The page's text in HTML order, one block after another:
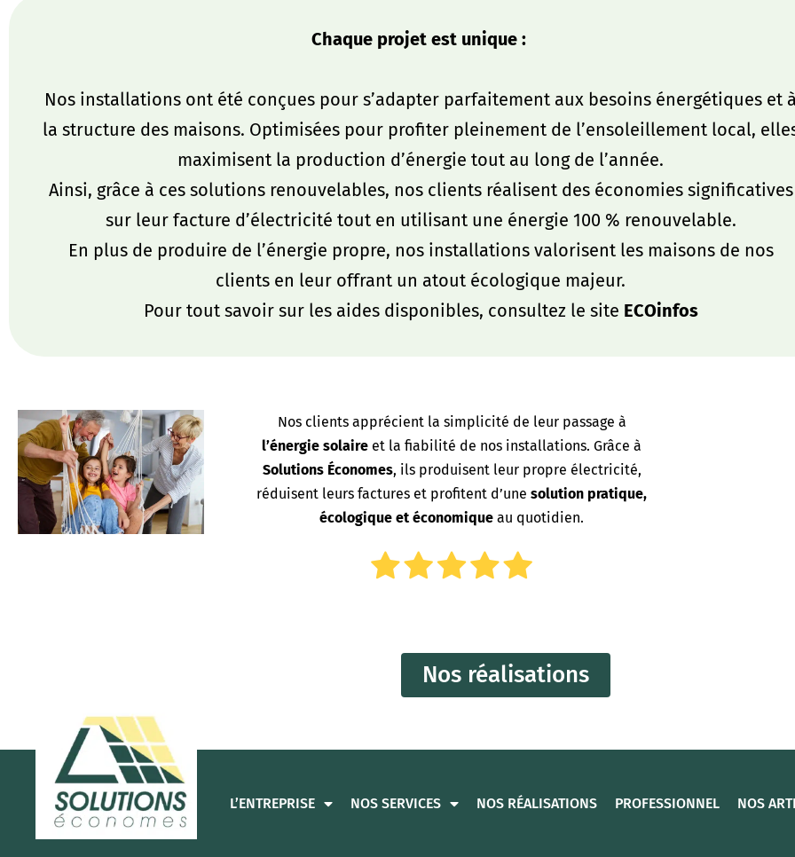
Chaque projet est unique :
Nos installations ont été conçues pour s’adapter parfaitement aux besoins énergétiques et
la structure des maisons. Optimisées pour profiter pleinement de l’ensoleillement local,
maximisent la production d’énergie tout au long de l’année.
Ainsi, grâce à ces solutions renouvelables, nos clients réalisent des économies significatives
sur leur facture d’électricité tout en utilisant une énergie 100 % renouvelable.
En plus de produire de l’énergie propre, nos installations valorisent les maisons de nos
clients en leur offrant un atout écologique majeur.
Pour tout savoir sur les aides disponibles, consultez le site ECOinfos
Nos clients apprécient la simplicité de leur passage à
l’énergie solaire et la fiabilité de nos installations. Grâce à
Solutions Économes, ils produisent leur propre électricité,
réduisent leurs factures et profitent d’unesolution pratique,
écologique et économique au quotidien.
Nos réalisations
L’ENTREPRISE NOS SERVICES NOS RÉALISATIONS PROFESSIONNEL NOS